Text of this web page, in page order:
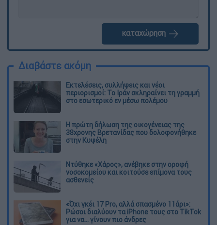
καταχώρηση
Διαβάστε ακόμη
Εκτελέσεις, συλλήψεις και νέοι
περιορισμοί: Το Ιράν σκληραίνει τη γραμμή
στο εσωτερικό εν μέσω πολέμου
Η πρώτη δήλωση της οικογένειας της
38χρονης Βρετανίδας που δολοφονήθηκε
στην Κυψέλη
Ντύθηκε «Χάρος», ανέβηκε στην οροφή
νοσοκομείου και κοιτούσε επίμονα τους
ασθενείς
«Όχι γκέι 17 Pro, αλλά σπασμένο 11άρι»:
Ρώσοι διαλύουν τα iPhone τους στο TikTok
για να... γίνουν πιο άνδρες